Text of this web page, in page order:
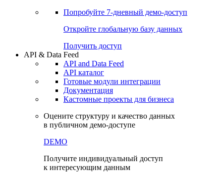
Попробуйте 7-дневный демо-доступ
Откройте глобальную базу данных
Получить доступ
API & Data Feed
API and Data Feed
API каталог
Готовые модули интеграции
Документация
Кастомные проекты для бизнеса
Оцените структуру и качество данных
в публичном демо-доступе
DEMO
Получите индивидуальный доступ
к интересующим данным